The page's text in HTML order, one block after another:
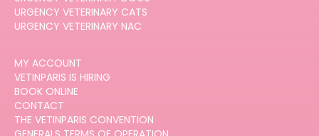
URGENCY VETERINARY CATS
URGENCY VETERINARY NAC
MY ACCOUNT
VETINPARIS IS HIRING
BOOK ONLINE
CONTACT
THE VETINPARIS CONVENTION